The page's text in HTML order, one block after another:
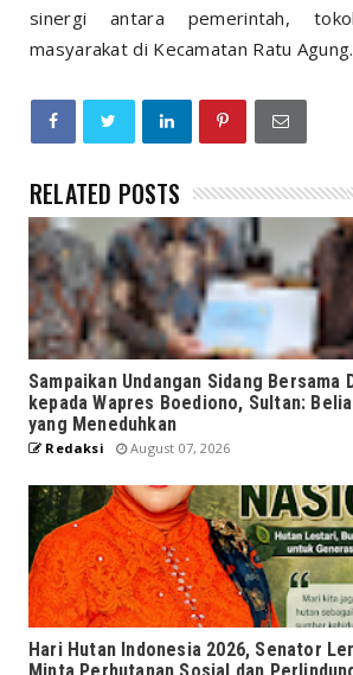
sinergi antara pemerintah,
masyarakat di Kecamatan Ratu Agung.
RELATED POSTS
Sampaikan Undangan Sidang Bersama
kepada Wapres Boediono, Sultan:
yang Meneduhkan
Redaksi August 07, 2026
Hari Hutan Indonesia 2026, Senator